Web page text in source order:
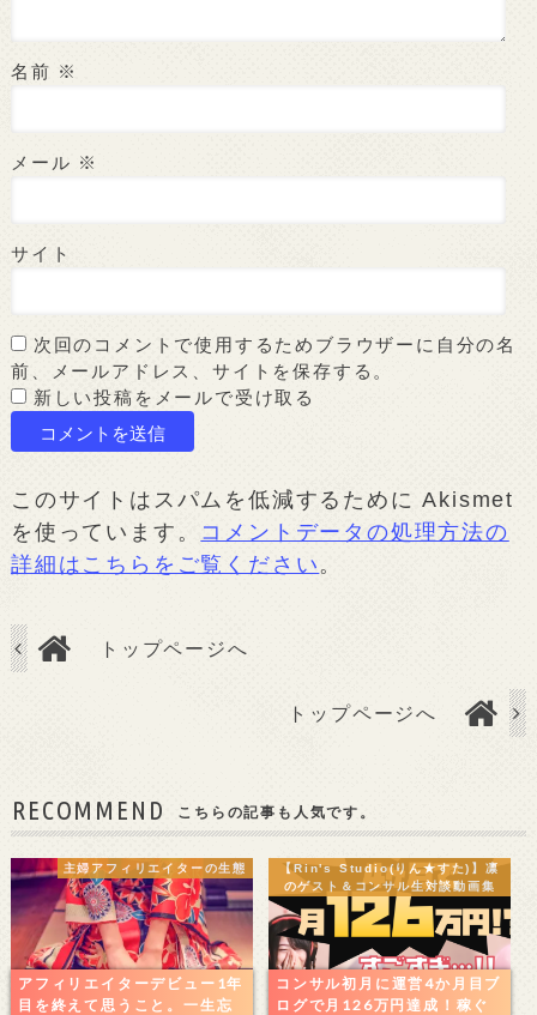
名前 ※
メール ※
サイト
次回のコメントで使用するためブラウザーに自分の名
前、メールアドレス、サイトを保存する。
新しい投稿をメールで受け取る
このサイトはスパムを低減するために Akismet
を使っています。 コメントデータの処理方法の
詳細はこちらをご覧ください 。
トップページへ
トップページへ
RECOMMEND こちらの記事も人気です。
主婦アフィリエイターの生態
アフィリエイターデビュー1年
目を終えて思うこと。一生忘
【Rin's Studio(りん★すた)】凛
のゲスト＆コンサル生対談動画集
コンサル初月に運営4か月目ブ
ログで月126万円達成！稼ぐ